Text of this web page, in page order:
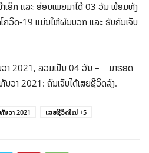
ອິກ ແລະ ອ່ອນເພຍມາໄດ້ 03 ວັນ ພ້ອມທັງ
ຄວິດ-19 ແມ່ນໃຫ້ຜົນບວກ ແລະ ຮັບຄົນເຈັບ
າ 2021, ລວມເປັນ 04 ວັນ – ມາຮອດ
ວາ 2021: ຄົນເຈັບໄດ້ເສຍຊີວິດລົງ.
ນວາ 2021 ເສຍຊີວິດໃໝ່ +5